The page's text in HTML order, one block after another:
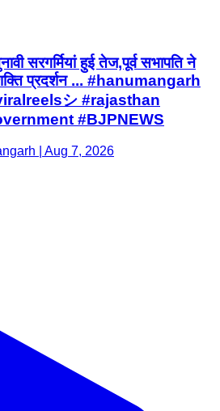
सरगर्मियां हुई तेज,पूर्व सभापति ने
शक्ति प्रदर्शन ... #hanumangarh
シ #rajasthan
#BJPNEWS
| Aug 7, 2026